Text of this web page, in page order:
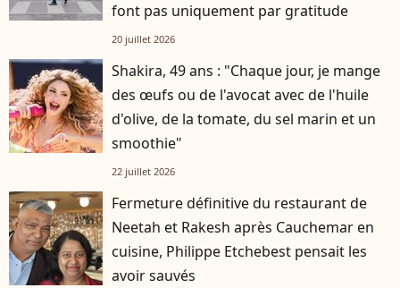
font pas uniquement par gratitude
20 juillet 2026
Shakira, 49 ans : "Chaque jour, je mange
des œufs ou de l'avocat avec de l'huile
d'olive, de la tomate, du sel marin et un
smoothie"
22 juillet 2026
Fermeture définitive du restaurant de
Neetah et Rakesh après Cauchemar en
cuisine, Philippe Etchebest pensait les
avoir sauvés